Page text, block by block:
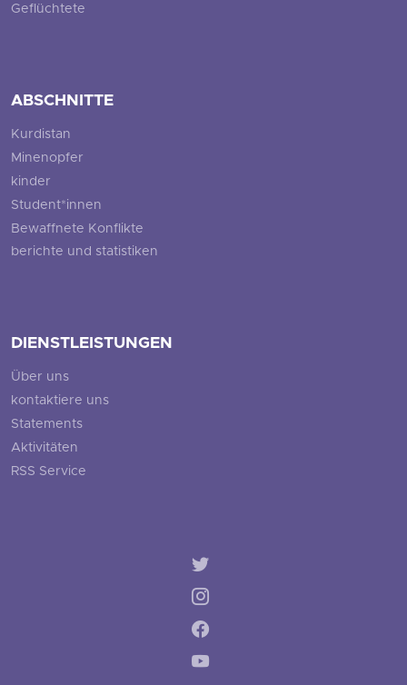
Geflüchtete
ABSCHNITTE
Kurdistan
Minenopfer
kinder
Student*innen
Bewaffnete Konflikte
berichte und statistiken
DIENSTLEISTUNGEN
Über uns
kontaktiere uns
Statements
Aktivitäten
RSS Service